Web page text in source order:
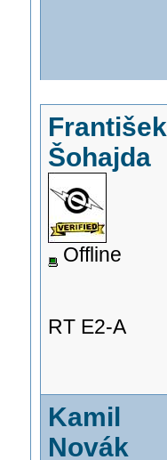
František
Šohajda
Offline
RT E2-A
Kamil
Novák